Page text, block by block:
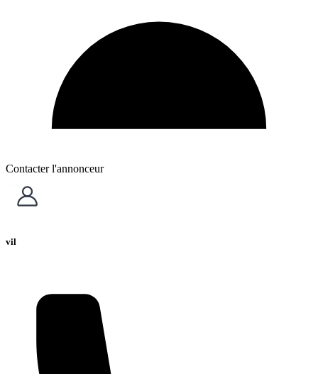
Contacter l'annonceur
vil